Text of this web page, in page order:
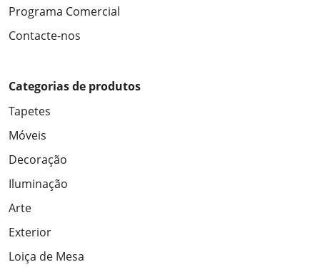
Programa Comercial
Contacte-nos
Categorias de produtos
Tapetes
Móveis
Decoração
Iluminação
Arte
Exterior
Loiça de Mesa